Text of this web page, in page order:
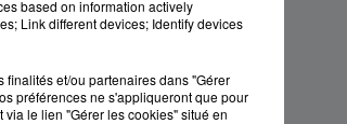
based on information actively
Link different devices; Identify devices
finalités et/ou partenaires dans "Gérer
préférences ne s'appliqueront que pour
le lien "Gérer les cookies" situé en